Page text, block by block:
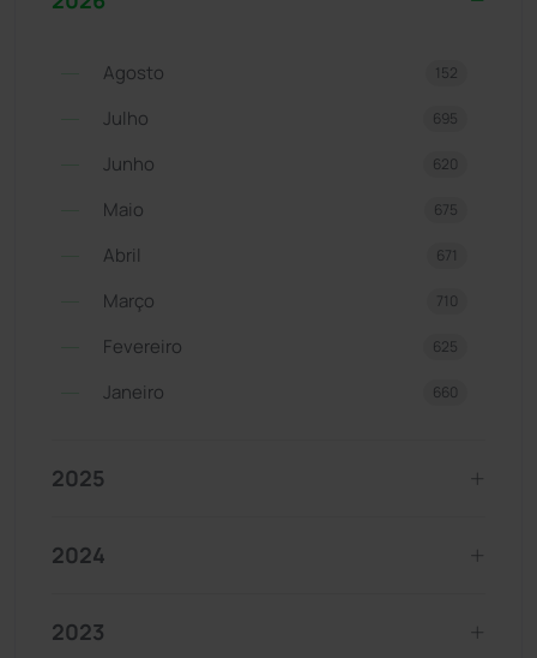
Agosto 152
Julho 695
Junho 620
Maio 675
Abril 671
Março 710
Fevereiro 625
Janeiro 660
2025
2024
2023